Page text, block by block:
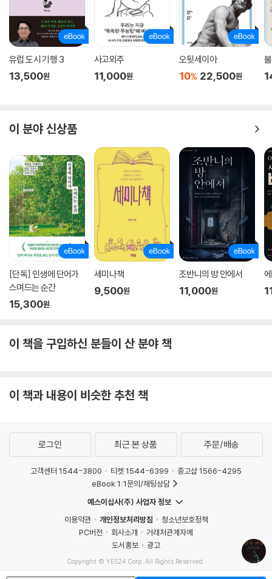
유럽 도시 기행 3
13,500원
사고외주
11,000원
오뒷세이아
10% 22,500원
이 분야 신상품
[단독] 인생에 단어가
스며드는 순간
15,300원
세미나책
9,500원
조반니의 방 안에서
11,000원
이 책을 구입하신 분들이 산 분야 책
이 책과 내용이 비슷한 추천 책
로그인 최근 본 상품 주문/배송
고객센터 1544-3800 티켓 1544-6399
중고샵 1566-4295
eBook 1:1문의/채팅상담
예스이십사(주) 사업자 정보
이용약관
개인정보처리방침
청소년보호정책
PC버전
회사소개
거래처관계자께
도서홍보
광고
Copyright © YES24 Corp. All Rights Reserved.